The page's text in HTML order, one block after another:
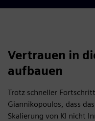
Vertrauen in
aufbauen
Trotz schneller
Giannikopoulos, dass
Skalierung von KI nicht